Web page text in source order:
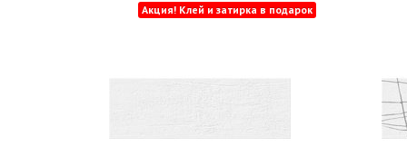
Акция! Клей и затирка в подарок